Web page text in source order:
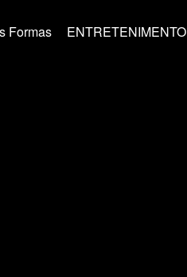
Formas ENTRETENIMENTO